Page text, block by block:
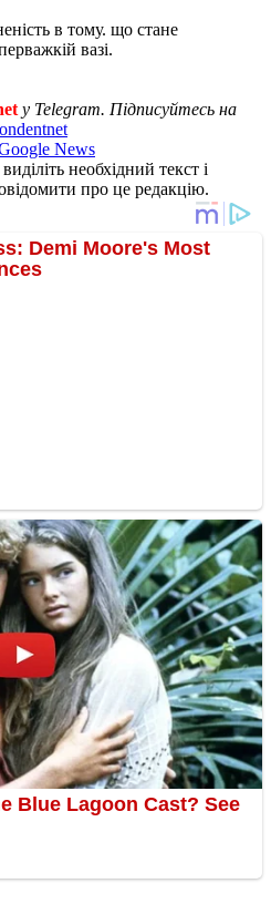
в тому. що стане
вазі.
у Telegram. Підписуйтесь на
News
необхідний текст і
про це редакцію.